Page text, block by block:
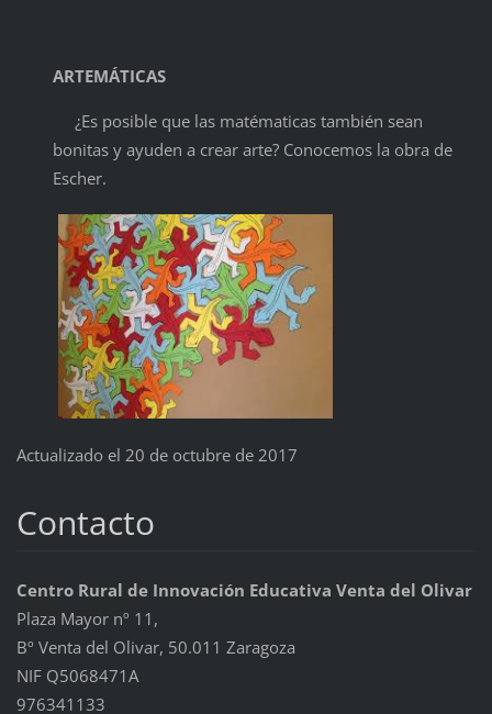
ARTEMÁTICAS
¿Es posible que las matématicas también sean
bonitas y ayuden a crear arte? Conocemos la obra de
Escher.
Actualizado el 20 de octubre de 2017
Contacto
Centro Rural de Innovación Educativa Venta del Olivar
Plaza Mayor nº 11,
Bº Venta del Olivar, 50.011 Zaragoza
NIF Q5068471A
976341133